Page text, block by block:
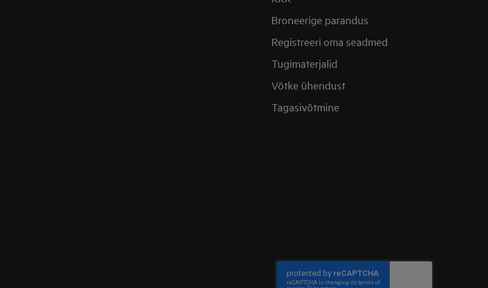
Broneerige parandus
Registreeri oma seadmed
Tugimaterjalid
Võtke ühendust
Tagasivõtmine